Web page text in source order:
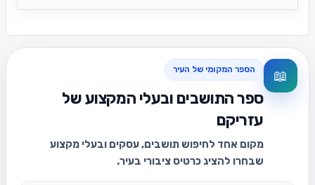
📖 הספר המקומי של העיר
ספר התושבים ובעלי המקצוע של
עזריקם
מקום אחד לחיפוש תושבים, עסקים ובעלי מקצוע
שבחרו להציג כרטיס ציבורי בעיר.